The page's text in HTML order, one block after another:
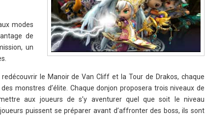
modes
de
un
le Manoir de Van Cliff et la Tour de Drakos, chaque
monstres d’élite. Chaque donjon proposera trois niveaux de
aux joueurs de s’y aventurer quel que soit le niveau
puissent se préparer avant d’affronter des boss, ils sont